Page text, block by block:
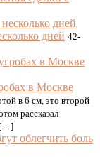
дней 42-
в Москве
в 6 см, это второй
рассказал
[…]